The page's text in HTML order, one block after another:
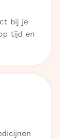
bij je
tijd en